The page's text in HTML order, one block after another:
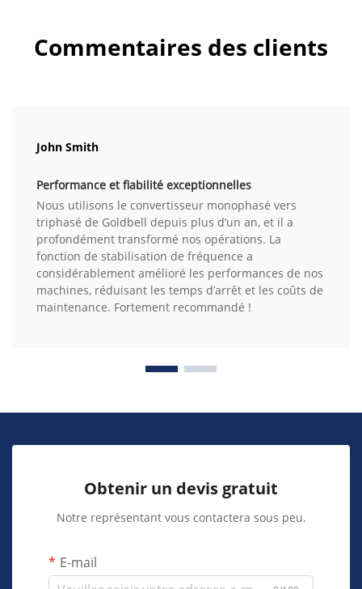
Commentaires des clients
John Smith
Performance et fiabilité exceptionnelles
Nous utilisons le convertisseur monophasé vers
triphasé de Goldbell depuis plus d’un an, et il a
profondément transformé nos opérations. La
fonction de stabilisation de fréquence a
considérablement amélioré les performances de nos
machines, réduisant les temps d’arrêt et les coûts de
maintenance. Fortement recommandé !
Obtenir un devis gratuit
Notre représentant vous contactera sous peu.
E-mail